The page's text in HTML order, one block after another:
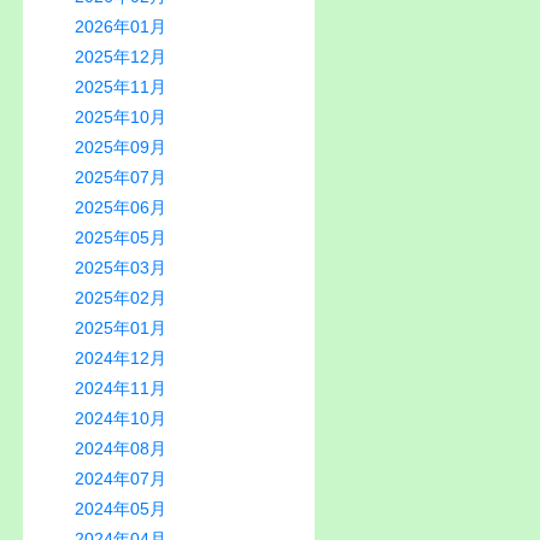
2026年01月
2025年12月
2025年11月
2025年10月
2025年09月
2025年07月
2025年06月
2025年05月
2025年03月
2025年02月
2025年01月
2024年12月
2024年11月
2024年10月
2024年08月
2024年07月
2024年05月